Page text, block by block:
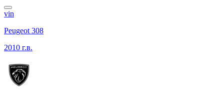
vin
Peugeot 308
2010 г.в.